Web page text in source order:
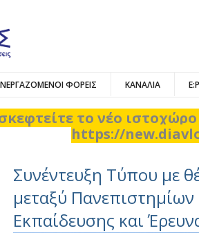
ΦΟΡΕΙΣ ΚΑΝΑΛΙΑ
το νέο
https://
Συνέντευξη Τύπου με
μεταξύ Πανεπιστημίων
Εκπαίδευσης και